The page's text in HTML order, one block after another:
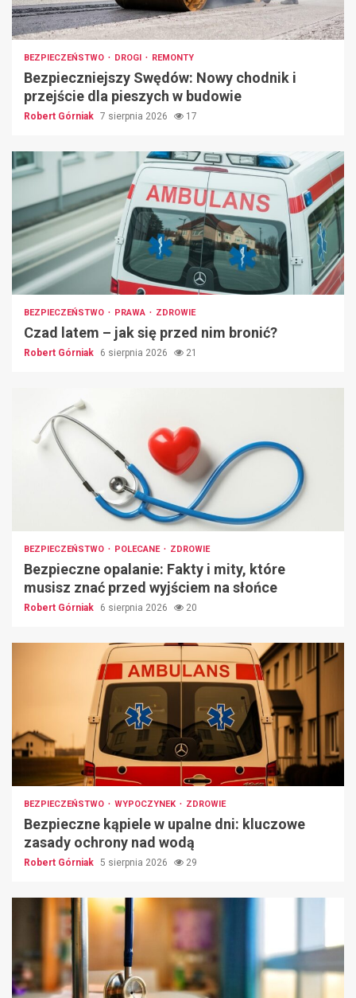
BEZPIECZEŃSTWO DROGI REMONTY
Bezpieczniejszy Swędów: Nowy chodnik i
przejście dla pieszych w budowie
Robert Górniak 7 sierpnia 2026 17
BEZPIECZEŃSTWO PRAWA ZDROWIE
Czad latem – jak się przed nim bronić?
Robert Górniak 6 sierpnia 2026 21
BEZPIECZEŃSTWO POLECANE ZDROWIE
Bezpieczne opalanie: Fakty i mity, które
musisz znać przed wyjściem na słońce
Robert Górniak 6 sierpnia 2026 20
BEZPIECZEŃSTWO WYPOCZYNEK ZDROWIE
Bezpieczne kąpiele w upalne dni: kluczowe
zasady ochrony nad wodą
Robert Górniak 5 sierpnia 2026 29